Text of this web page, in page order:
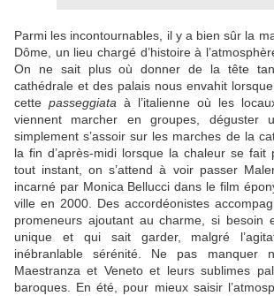
Parmi les incontournables, il y a bien sûr la
Dôme, un lieu chargé d’histoire à
On ne sait plus où donner de la tête
cathédrale et des palais nous envahit lorsque
cette passeggiata à l’italienne où les
viennent marcher en groupes, déguster
simplement s’assoir sur les marches de la
la fin d’après-midi lorsque la chaleur se fait
tout instant, on s’attend à voir passer
incarné par Monica Bellucci dans le film
ville en 2000. Des accordéonistes
promeneurs ajoutant au charme, si besoin
unique et qui sait garder, malgré
inébranlable sérénité. Ne pas manquer
Maestranza et Veneto et leurs sublimes
baroques. En été, pour mieux saisir